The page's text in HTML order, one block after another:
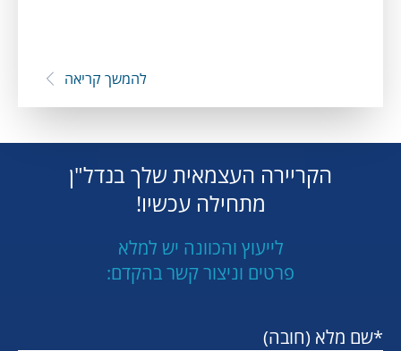
להמשך קריאה
הקריירה העצמאית שלך בנדל"ן
מתחילה עכשיו!
לייעוץ והכוונה יש למלא
פרטים וניצור קשר בהקדם:
*שם מלא (חובה)